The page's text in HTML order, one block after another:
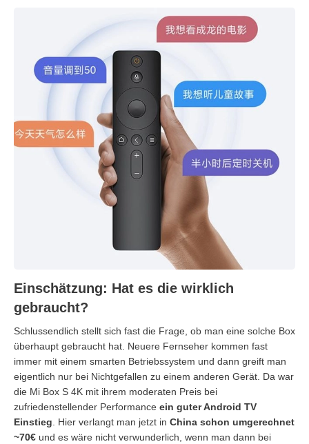
Einschätzung: Hat es die wirklich
gebraucht?
Schlussendlich stellt sich fast die Frage, ob man eine solche Box
überhaupt gebraucht hat. Neuere Fernseher kommen fast
immer mit einem smarten Betriebssystem und dann greift man
eigentlich nur bei Nichtgefallen zu einem anderen Gerät. Da war
die Mi Box S 4K mit ihrem moderaten Preis bei
zufriedenstellender Performance ein guter Android TV
Einstieg . Hier verlangt man jetzt in China schon umgerechnet
~70€ und es wäre nicht verwunderlich, wenn man dann bei